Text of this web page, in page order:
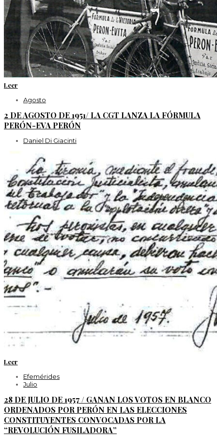
Leer
Agosto
2 DE AGOSTO DE 1951/ LA CGT LANZA LA FÓRMULA
PERÓN-EVA PERÓN
Daniel Di Giacinti
Leer
Efemérides
Julio
28 DE JULIO DE 1957 / GANAN LOS VOTOS EN BLANCO
ORDENADOS POR PERÓN EN LAS ELECCIONES
CONSTITUYENTES CONVOCADAS POR LA
“REVOLUCIÓN FUSILADORA”